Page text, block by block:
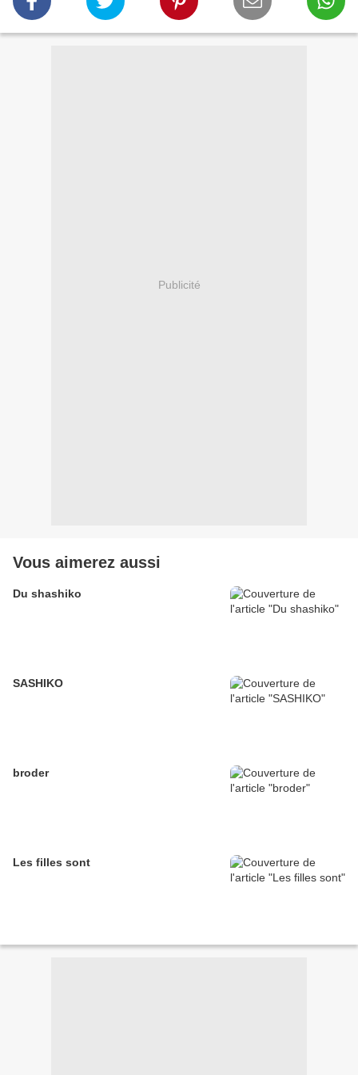
Publicité
Vous aimerez aussi
Du shashiko
SASHIKO
broder
Les filles sont